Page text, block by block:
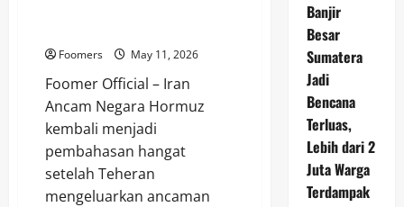
Foomers May 11, 2026
Foomer Official – Iran
Ancam Negara Hormuz
kembali menjadi
pembahasan hangat
setelah Teheran
mengeluarkan ancaman
Banjir
Besar
Sumatera
Jadi
Bencana
Terluas,
Lebih dari 2
Juta Warga
Terdampak